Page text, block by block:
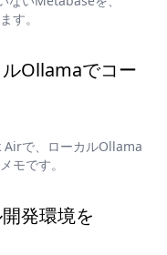
す。
Ollamaでコー
で、ローカルOllama
モです。
発環境を